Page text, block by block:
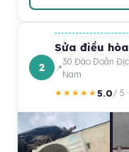
2
Sửa điều
30 Đào Doãn
Nam
★★★★★5.0/ 5